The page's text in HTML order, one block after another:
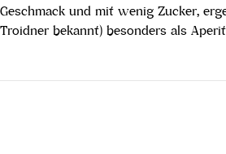
Geschmack und mit wenig Zucker,
Troidner bekannt) besonders als